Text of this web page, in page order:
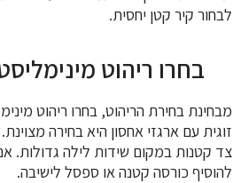
לבחור קיר קטן יחסית.
בחרו ריהוט
מבחינת בחירת הריהוט, בחרו ריהוט
זוגית עם ארגזי אחסון היא בחירה
צד קטנות במקום שידות לילה גדולות.
להוסיף כורסה קטנה או ספסל לישיבה.